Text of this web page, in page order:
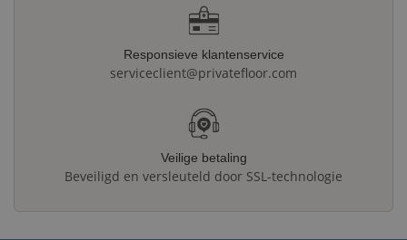
Responsieve klantenservice
serviceclient@privatefloor.com
Veilige betaling
Beveiligd en versleuteld door SSL-technologie